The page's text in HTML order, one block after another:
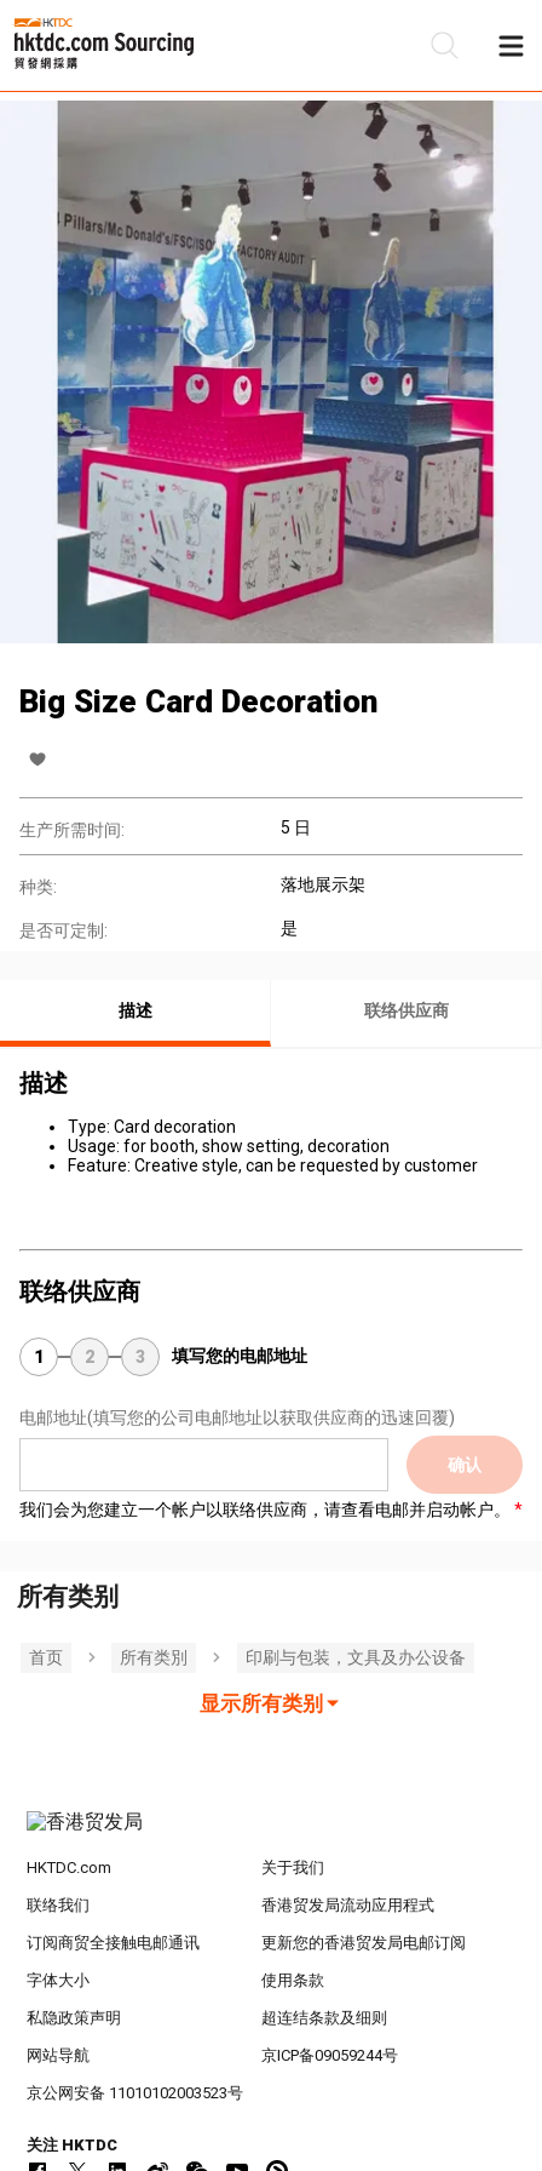
Big Size Card Decoration
生产所需时间: 5 日
种类: 落地展示架
是否可定制: 是
描述 联络供应商
描述
Type: Card decoration
Usage: for booth, show setting, decoration
Feature: Creative style, can be requested by customer
联络供应商
1 2 3 填写您的电邮地址
电邮地址(填写您的公司电邮地址以获取供应商的迅速回覆)
确认
我们会为您建立一个帐户以联络供应商，请查看电邮并启动帐户。
所有类别
首页 所有类別 印刷与包装，文具及办公设备
显示所有类别
HKTDC.com 关于我们
联络我们 香港贸发局流动应用程式
订阅商贸全接触电邮通讯 更新您的香港贸发局电邮订阅
字体大小 使用条款
私隐政策声明 超连结条款及细则
网站导航 京ICP备09059244号
京公网安备 11010102003523号
关注 HKTDC